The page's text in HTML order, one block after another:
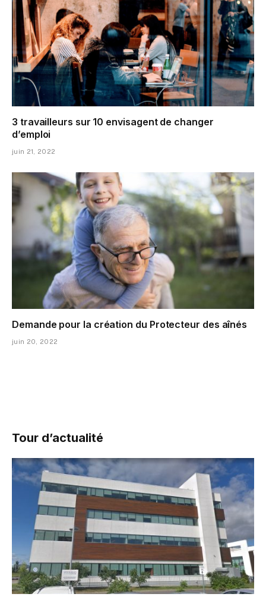
3 travailleurs sur 10 envisagent de changer
d’emploi
juin 21, 2022
Demande pour la création du Protecteur des aînés
juin 20, 2022
Tour d’actualité